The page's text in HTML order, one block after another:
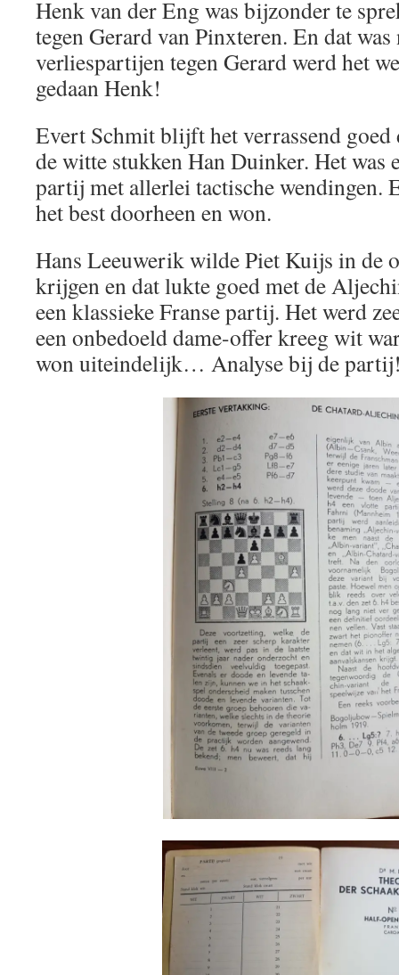
Henk van der Eng was bijzonder te
tegen Gerard van Pinxteren. En dat
verliespartijen tegen Gerard werd het
gedaan Henk!
Evert Schmit blijft het verrassend goed
de witte stukken Han Duinker. Het was
partij met allerlei tactische wendingen.
het best doorheen en won.
Hans Leeuwerik wilde Piet Kuijs in de
krijgen en dat lukte goed met de
een klassieke Franse partij. Het werd
een onbedoeld dame-offer kreeg wit
won uiteindelijk… Analyse bij de